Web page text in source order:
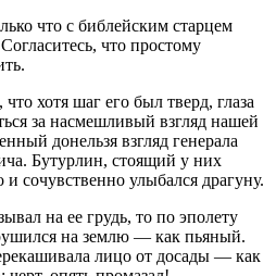
что с библейским старцем
что простому
хотя шаг его был тверд, глаза
за насмешливый взгляд нашей
донельзя взгляд генерала
Бутурлин, стоящий у них
сочувственно улыбался драгуну.
на ее грудь, то по эполету
на землю — как пьяный.
лицо от досады — как